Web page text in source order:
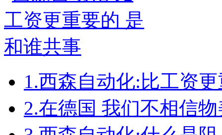
1.西森自动化:比工资
2.在德国 我们不相信